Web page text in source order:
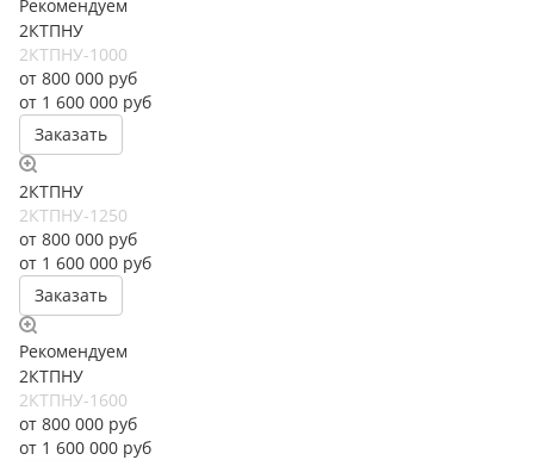
Рекомендуем
2КТПНУ
2КТПНУ-1000
от 800 000 руб
от 1 600 000 руб
Заказать
2КТПНУ
2КТПНУ-1250
от 800 000 руб
от 1 600 000 руб
Заказать
Рекомендуем
2КТПНУ
2КТПНУ-1600
от 800 000 руб
от 1 600 000 руб